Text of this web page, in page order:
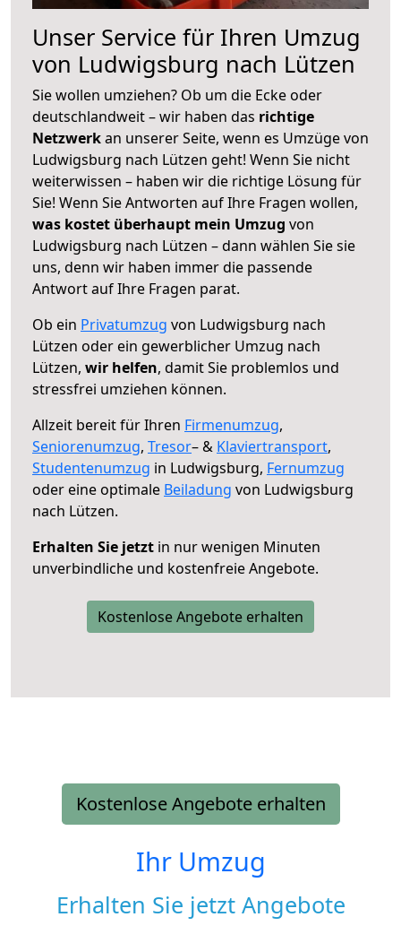
Unser Service für Ihren Umzug
von Ludwigsburg nach Lützen
Sie wollen umziehen? Ob um die Ecke oder
deutschlandweit – wir haben das richtige
Netzwerkan unserer Seite, wenn es Umzüge von
Ludwigsburg nach Lützen geht! Wenn Sie nicht
weiterwissen – haben wir die richtige Lösung für
Sie! Wenn Sie Antworten auf Ihre Fragen wollen,
was kostet überhaupt mein Umzug von
Ludwigsburg nach Lützen – dann wählen Sie sie
uns, denn wir haben immer die passende
Antwort auf Ihre Fragen parat.
Ob ein Privatumzug von Ludwigsburg nach
Lützen oder ein gewerblicher Umzug nach
Lützen, wir helfen, damit Sie problemlos und
stressfrei umziehen können.
Allzeit bereit für Ihren Firmenumzug,
Seniorenumzug, Tresor– & Klaviertransport,
Studentenumzug in Ludwigsburg, Fernumzug
oder eine optimale Beiladung von Ludwigsburg
nach Lützen.
Erhalten Sie jetzt in nur wenigen Minuten
unverbindliche und kostenfreie Angebote.
Kostenlose Angebote erhalten
Kostenlose Angebote erhalten
Ihr Umzug
Erhalten Sie jetzt Angebote